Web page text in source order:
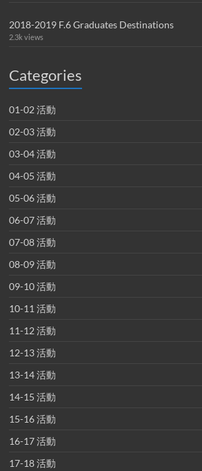
2018-2019 F.6 Graduates Destinations
2.3k views
Categories
01-02 活動
02-03 活動
03-04 活動
04-05 活動
05-06 活動
06-07 活動
07-08 活動
08-09 活動
09-10 活動
10-11 活動
11-12 活動
12-13 活動
13-14 活動
14-15 活動
15-16 活動
16-17 活動
17-18 活動